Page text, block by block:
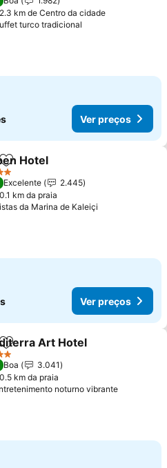
km de Centro da cidade
turco tradicional
Ver preços
Adicionar aos favoritos
Hotel
Excelente
2.445
km da praia
da Marina de Kaleiçi
Ver preços
Adicionar aos favoritos
Art Hotel
Boa
3.041
km da praia
noturno vibranteVer